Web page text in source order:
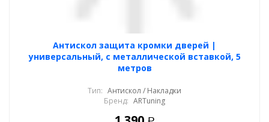
Антискол защита кромки дверей |
универсальный, с металлической вставкой, 5
метров
Тип: Антискол / Накладки
Бренд: ARTuning